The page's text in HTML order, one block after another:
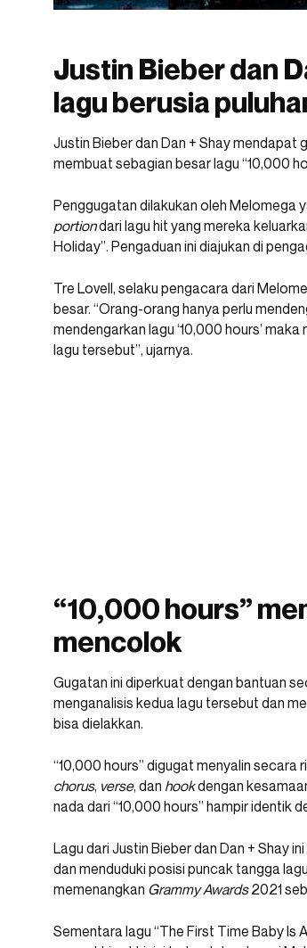
Justin Bieber dan
lagu berusia
Justin Bieber dan Dan + Shay
membuat sebagian besar lagu “10,000
Penggugatan dilakukan oleh Melomega
portiondari lagu hit yang mereka
Holiday”. Pengaduan ini diajukan di
Tre Lovell, selaku pengacara dari
besar. “Orang-orang hanya perlu
mendengarkan lagu ‘10,000 hours’
lagu tersebut”, ujarnya.
“10,000 hours”
mencolok
Gugatan ini diperkuat dengan bantuan
menganalisis kedua lagu tersebut dan
bisa dielakkan.
“10,000 hours” digugat menyalin
chorus, verse, dan hookdengan
nada dari “10,000 hours” hampir identik
Lagu dari Justin Bieber dan Dan + Shay
dan menduduki posisi puncak tangga
memenangkan Grammy Awards2021
Sementara lagu “The First Time Baby Is